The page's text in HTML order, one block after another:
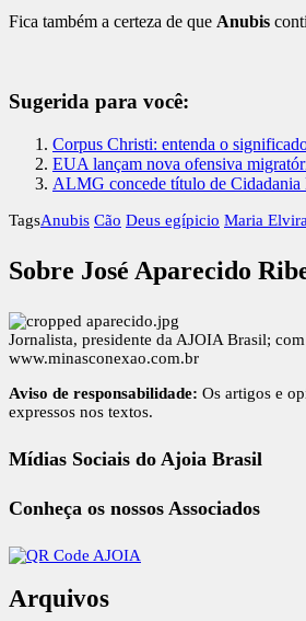
Fica também a certeza de que Anubis
Sugerida para você:
Corpus Christi: entenda o
EUA lançam nova ofensiva
ALMG concede título de
TagsAnubis Cão Deus egípicio Maria Elvira
Sobre José Aparecido
Jornalista, presidente da AJOIA Brasil;
www.minasconexao.com.br
Aviso de responsabilidade: Os artigos e
expressos nos textos.
Mídias Sociais do Ajoia Brasil
Conheça os nossos Associados
Arquivos